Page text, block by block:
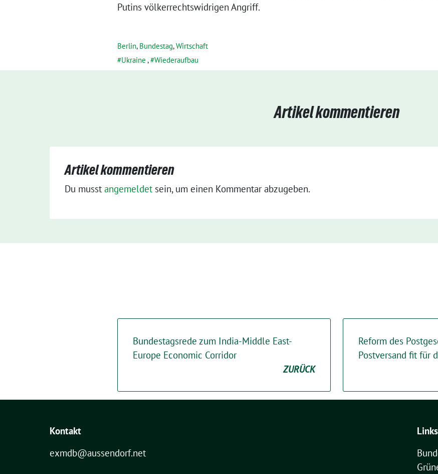
Putins völkerrechtswidrigen Angriff.
Berlin, Bundestag,Wirtschaft
Ukraine , Wiederaufbau
Artikel kommentieren
Artikel kommentieren
Du musst angemeldet sein, um einen Kommentar abzugeben.
Bundestagsrede zum India-Middle East-
Europe Economic Corridor
ZURÜCK
Reform des
Postversand fit für
Kontakt
exmdb@aussendorf.net
Links